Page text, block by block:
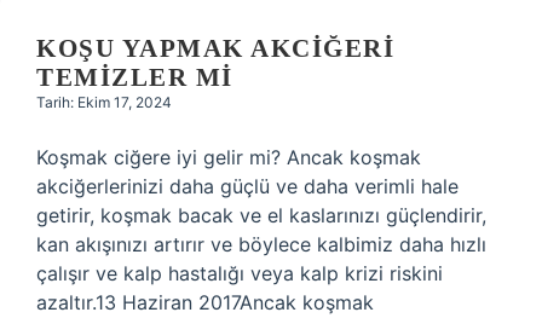
KOŞU YAPMAK AKCIĞERI
TEMIZLER MI
Tarih: Ekim 17, 2024
Koşmak ciğere iyi gelir mi? Ancak koşmak
akciğerlerinizi daha güçlü ve daha verimli hale
getirir, koşmak bacak ve el kaslarınızı güçlendirir,
kan akışınızı artırır ve böylece kalbimiz daha hızlı
çalışır ve kalp hastalığı veya kalp krizi riskini
azaltır.13 Haziran 2017Ancak koşmak